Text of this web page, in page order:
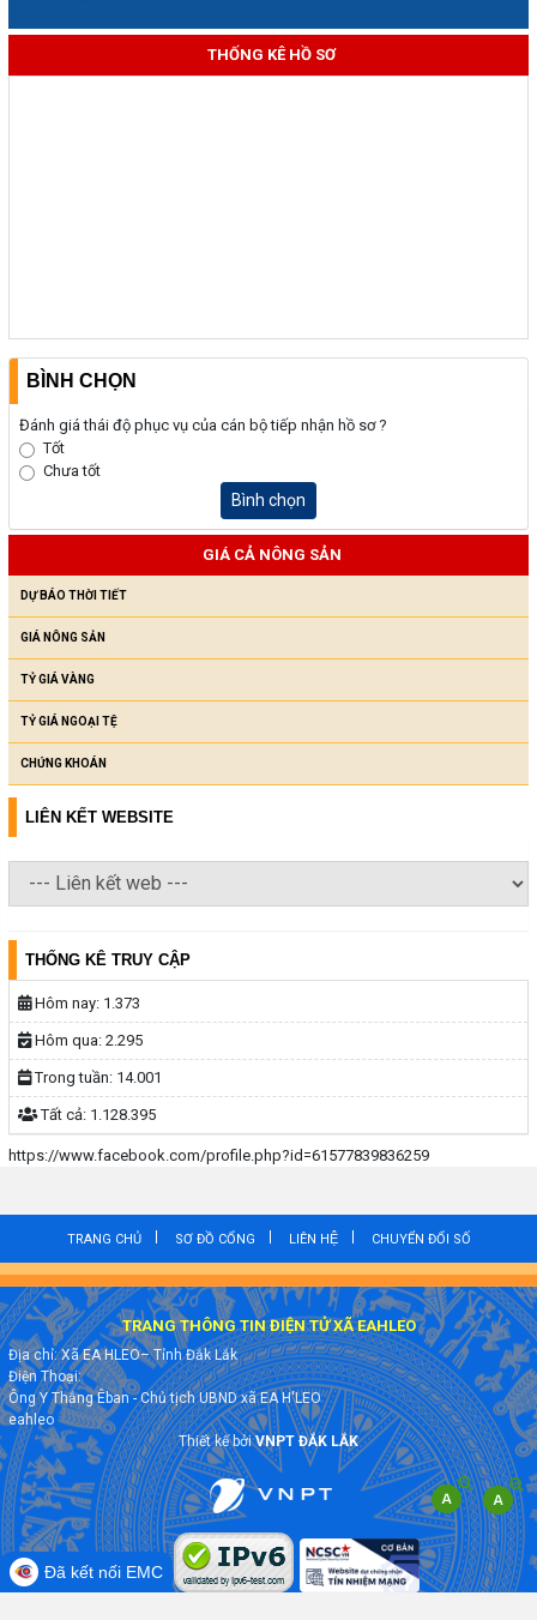
THỐNG KÊ HỒ SƠ
BÌNH CHỌN
Đánh giá thái độ phục vụ của cán bộ tiếp nhận hồ sơ ?
Tốt
Chưa tốt
Bình chọn
GIÁ CẢ NÔNG SẢN
DỰ BÁO THỜI TIẾT
GIÁ NÔNG SẢN
TỶ GIÁ VÀNG
TỶ GIÁ NGOẠI TỆ
CHỨNG KHOÁN
LIÊN KẾT WEBSITE
THỐNG KÊ TRUY CẬP
Hôm nay: 1.373
Hôm qua: 2.295
Trong tuần: 14.001
Tất cả: 1.128.395
https://www.facebook.com/profile.php?id=61577839836259
TRANG CHỦ SƠ ĐỒ CỔNG LIÊN HỆ CHUYỂN ĐỔI SỐ
TRANG THÔNG TIN ĐIỆN TỬ XÃ EAHLEO
Địa chỉ: Xã EA HLEO– Tỉnh Đắk Lắk
Điện Thoại:
Ông Y Thắng Êban - Chủ tịch UBND xã EA H'LEO
eahleo
Thiết kế bởiVNPT ĐẮK LẮK
Đã kết nối EMC